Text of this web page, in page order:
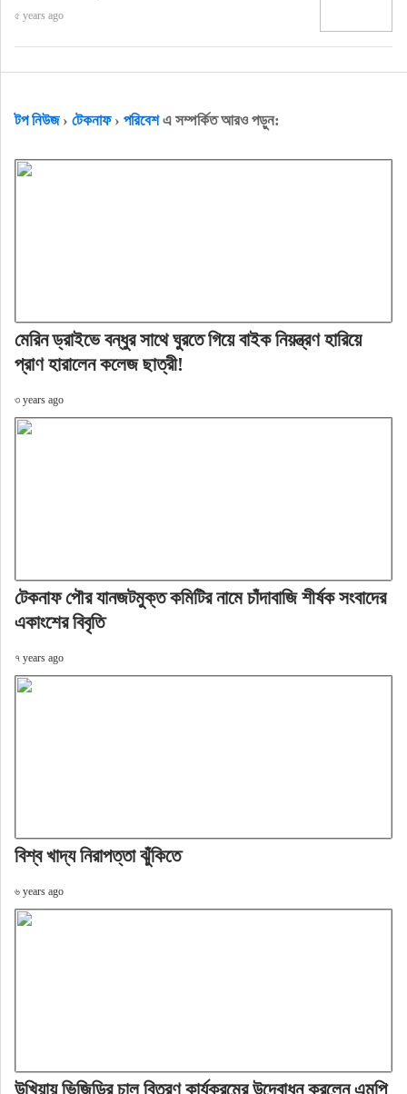
৫ years ago
টপ নিউজ› টেকনাফ› পরিবেশএ সম্পর্কিত আরও পড়ুন:
মেরিন ড্রাইভে বন্ধুর সাথে ঘুরতে গিয়ে বাইক নিয়ন্ত্রণ হারিয়ে
প্রাণ হারালেন কলেজ ছাত্রী!
৩ years ago
টেকনাফ পৌর যানজটমুক্ত কমিটির নামে চাঁদাবাজি শীর্ষক সংবাদের
একাংশের বিবৃতি
৭ years ago
বিশ্ব খাদ্য নিরাপত্তা ঝুঁকিতে
৬ years ago
উখিয়ায় ভিজিডির চাল বিতরণ কার্যক্রমের উদ্বোধন করলেন এমপি